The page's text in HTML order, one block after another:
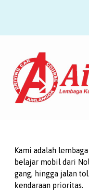
Kami adalah
belajar mobil dari
gang, hingga jalan
kendaraan prioritas.